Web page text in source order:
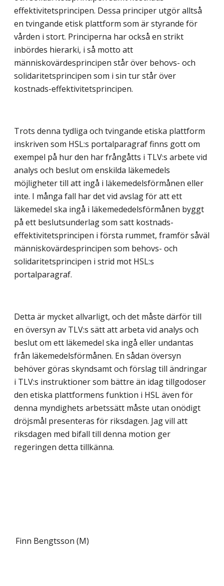
effektivitetsprincipen. Dessa principer utgör alltså
en tvingande etisk plattform som är styrande för
vården i stort. Principerna har också en strikt
inbördes hierarki, i så motto att
människovärdesprincipen står över behovs- och
solidaritetsprincipen som i sin tur står över
kostnads-effektivitetsprincipen.
Trots denna tydliga och tvingande etiska plattform
inskriven som HSL:s portalparagraf finns gott om
exempel på hur den har frångåtts i TLV:s arbete vid
analys och beslut om enskilda läkemedels
möjligheter till att ingå i läkemedelsförmånen eller
inte. I många fall har det vid avslag för att ett
läkemedel ska ingå i läkemededelsförmånen byggt
på ett beslutsunderlag som satt kostnads-
effektivitetsprincipen i första rummet, framför såväl
människovärdesprincipen som behovs- och
solidaritetsprincipen i strid mot HSL:s
portalparagraf.
Detta är mycket allvarligt, och det måste därför till
en översyn av TLV:s sätt att arbeta vid analys och
beslut om ett läkemedel ska ingå eller undantas
från läkemedelsförmånen. En sådan översyn
behöver göras skyndsamt och förslag till ändringar
i TLV:s instruktioner som bättre än idag tillgodoser
den etiska plattformens funktion i HSL även för
denna myndighets arbetssätt måste utan onödigt
dröjsmål presenteras för riksdagen. Jag vill att
riksdagen med bifall till denna motion ger
regeringen detta tillkänna.
Finn Bengtsson (M)